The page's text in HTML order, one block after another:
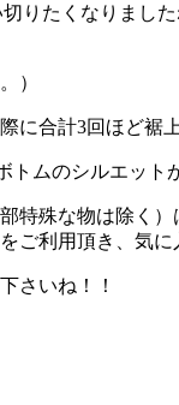
りたくなりました
）
合計3回ほど裾
ムのシルエッ
特殊な物は除く
ご利用頂き、気
さいね！！